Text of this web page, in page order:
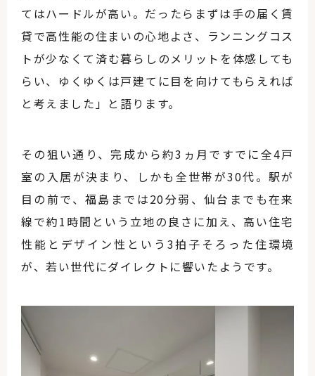
てはハードルが高い。だったらまずは手の届く賃
貸で高性能の住まいの心地よさ、ランニングコス
トが少なくて済む暮らしのメリットを体感しても
らい、ゆくゆくは戸建てに目を向けてもらえれば
と考えました」と語ります。
その狙い通り、完成から約3ヵ月ですでに全4戸
室の入居が決まり、しかも全世帯が30代。駅が
目の前で、福島までは20分弱、仙台までも在来
線で約1時間という立地の良さに加え、高い住宅
性能とデザイン性という3拍子そろった住環境
が、若い世代にダイレクトに響いたようです。